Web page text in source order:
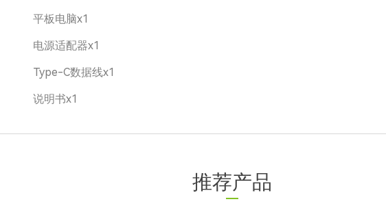
平板电脑x1
电源适配器x1
Type-C数据线x1
说明书x1
推荐产品